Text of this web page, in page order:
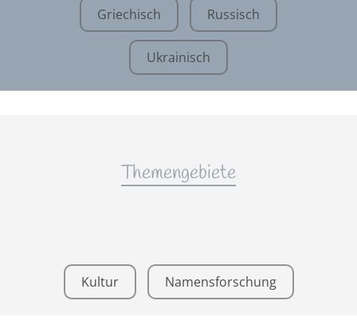
Griechisch Russisch
Ukrainisch
Themengebiete
Kultur Namensforschung